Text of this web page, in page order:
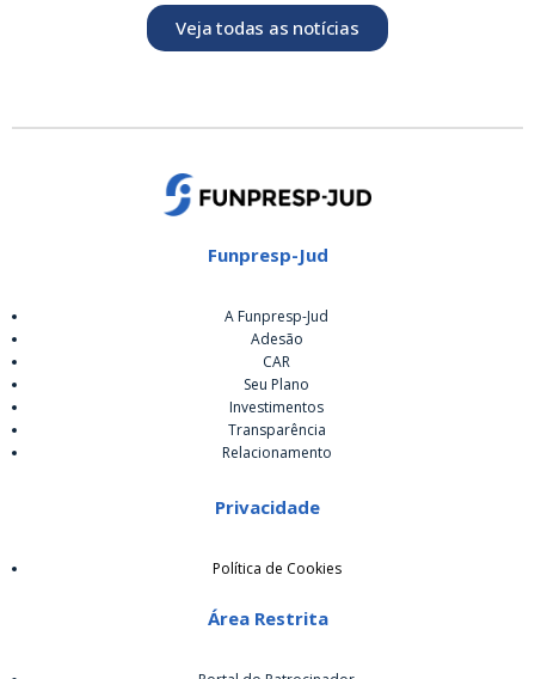
Veja todas as notícias
Funpresp-Jud
A Funpresp-Jud
Adesão
CAR
Seu Plano
Investimentos
Transparência
Relacionamento
Privacidade
Política de Cookies
Área Restrita